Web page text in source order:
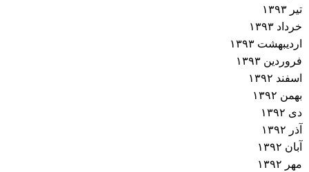
تیر ۱۳۹۳
خرداد ۱۳۹۳
اردیبهشت ۱۳۹۳
فروردین ۱۳۹۳
اسفند ۱۳۹۲
بهمن ۱۳۹۲
دی ۱۳۹۲
آذر ۱۳۹۲
آبان ۱۳۹۲
مهر ۱۳۹۲